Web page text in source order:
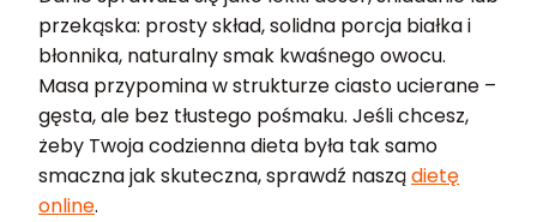
przekąska: prosty skład, solidna porcja białka i
błonnika, naturalny smak kwaśnego owocu.
Masa przypomina w strukturze ciasto ucierane –
gęsta, ale bez tłustego pośmaku. Jeśli chcesz,
żeby Twoja codzienna dieta była tak samo
smaczna jak skuteczna, sprawdź nasządietę
online.